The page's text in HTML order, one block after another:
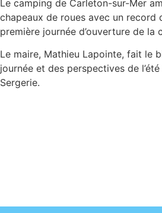
Le camping de Carleton-sur-Mer
chapeaux de roues avec un record
première journée d’ouverture de la
Le maire, Mathieu Lapointe, fait le
journée et des perspectives de
Sergerie.